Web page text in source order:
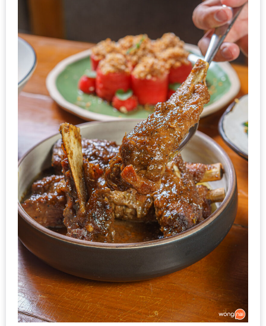
กั๋น
บน
INSTAGRAM
รวม
โปร
โม
ชั่
นวัน
แม่
แห่ง
ชาติ
2557
หมู
กระทะ
ทั่ว